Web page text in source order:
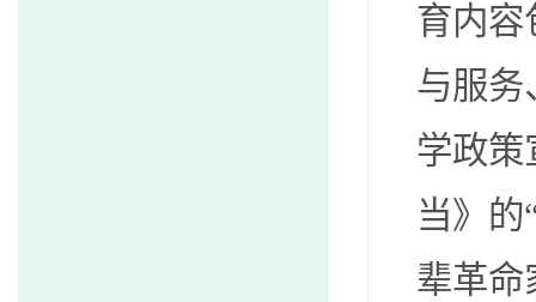
育内容
与服务
学政策
当》的
辈革命